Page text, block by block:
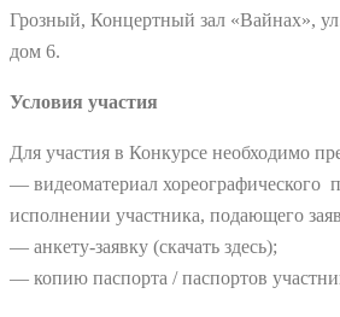
Грозный, Концертный зал «Вайнах»,
дом 6.
Условия участия
Для участия в Конкурсе необходимо
— видеоматериал хореографического
исполнении участника, подающего
— анкету-заявку (скачать здесь);
— копию паспорта / паспортов